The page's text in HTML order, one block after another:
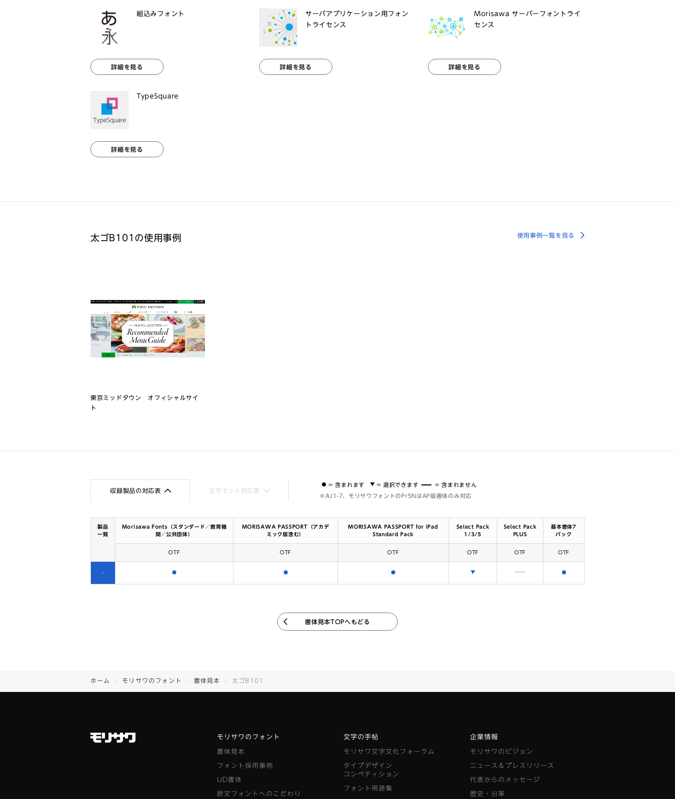
組込みフォント
詳細を見る
サーバアプリケーション用フォン
トライセンス
詳細を見る
Morisawa サーバーフォントライ
センス
詳細を見る
TypeSquare
詳細を見る
太ゴB101の使用事例 使用事例一覧を見る
東京ミッドタウン オフィシャルサイ
ト
収録製品の対応表 文字セット対応表
= 含まれます = 選択できます
= 含まれません
※AJ1-7、モリサワフォントのPr5NはAP版書体のみ対応
製品
一覧
Morisawa Fonts（スタンダード／教育機
関／公共団体）
MORISAWA PASSPORT（アカデ
ミック版含む）
MORISAWA PASSPORT for iPad
Standard Pack
Select Pack
1/3/5
Select Pack
PLUS
基本書体7
パック
OTF OTF OTF OTF OTF OTF
- 含まれます 含まれません 含まれます
書体見本TOPへもどる
ホーム モリサワのフォント 書体見本 太ゴB101
モリサワのフォント
書体見本
フォント採用事例
UD書体
欧文フォントへのこだわり
文字の手帖
モリサワ文字文化フォーラム
タイプデザイン
コンペティション
フォント用語集
企業情報
モリサワのビジョン
ニュース＆プレスリリース
代表からのメッセージ
歴史・沿革